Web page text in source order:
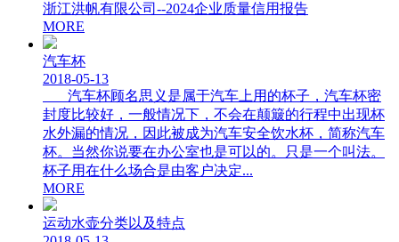
浙江洪帆有限公司--2024企业质量信用报告
MORE
汽车杯
2018-05-13
汽车杯顾名思义是属于汽车上用的杯子，汽车杯密
封度比较好，一般情况下，不会在颠簸的行程中出现杯
水外漏的情况，因此被成为汽车安全饮水杯，简称汽车
杯。当然你说要在办公室也是可以的。只是一个叫法。
杯子用在什么场合是由客户决定...
MORE
运动水壶分类以及特点